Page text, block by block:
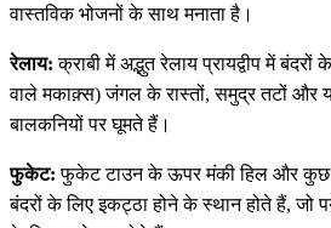
वास्तविक भोजनों के साथ मनाता है।
रेलाय: क्राबी में अद्भुत रेलाय प्रायद्वीप में
वाले मकाक़्स) जंगल के रास्तों, समुद्र तटों और
बालकनियों पर घूमते हैं।
फुकेट: फुकेट टाउन के ऊपर मंकी हिल और कुछ
बंदरों के लिए इकट्ठा होने के स्थान होते हैं, जो